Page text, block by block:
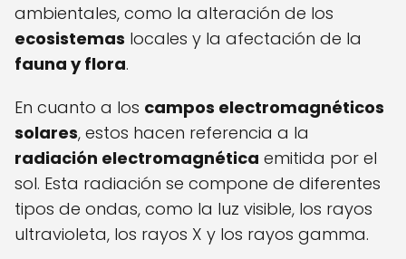
ambientales, como la alteración de los
ecosistemas locales y la afectación de la
fauna y flora.
En cuanto a los campos electromagnéticos
solares, estos hacen referencia a la
radiación electromagnética emitida por el
sol. Esta radiación se compone de diferentes
tipos de ondas, como la luz visible, los rayos
ultravioleta, los rayos X y los rayos gamma.